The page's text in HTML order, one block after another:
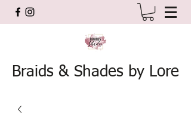
Braids & Shades by Lore